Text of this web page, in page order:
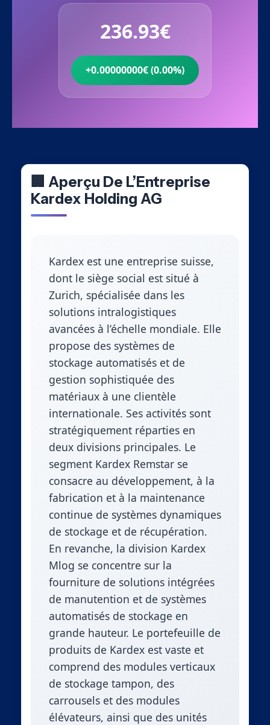
236.93€
+0.00000000€ (0.00%)
🏢 Aperçu De L’Entreprise
Kardex Holding AG
Kardex est une entreprise suisse,
dont le siège social est situé à
Zurich, spécialisée dans les
solutions intralogistiques
avancées à l’échelle mondiale. Elle
propose des systèmes de
stockage automatisés et de
gestion sophistiquée des
matériaux à une clientèle
internationale. Ses activités sont
stratégiquement réparties en
deux divisions principales. Le
segment Kardex Remstar se
consacre au développement, à la
fabrication et à la maintenance
continue de systèmes dynamiques
de stockage et de récupération.
En revanche, la division Kardex
Mlog se concentre sur la
fourniture de solutions intégrées
de manutention et de systèmes
automatisés de stockage en
grande hauteur. Le portefeuille de
produits de Kardex est vaste et
comprend des modules verticaux
de stockage tampon, des
carrousels et des modules
élévateurs, ainsi que des unités